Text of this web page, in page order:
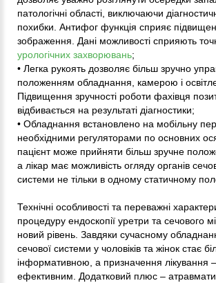
патологічні області, виключаючи
похибки. Антифог функція сприяє
зображення. Дані можливості сприяють
урологічних захворювань;
• Легка рукоять дозволяє більш зручно
положенням обладнання, камерою і
Підвищення зручності роботи фахівця
відбивається на результаті діагностики;
• Обладнання встановлено на мобільну
необхідними регуляторами по основних
пацієнт може прийняти більш зручне
а лікар має можливість огляду органів
системи не тільки в одному статичному
Технічні особливості та переважні
процедуру ендоскопії уретри та сечового
новий рівень. Завдяки сучасному
сечової системи у чоловіків та жінок стає
інформативною, а призначення лікування
ефективним. Додатковий плюс –